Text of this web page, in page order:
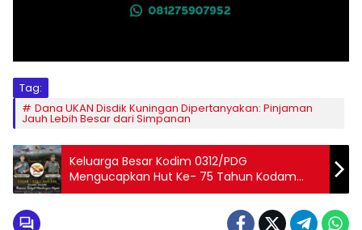
Tag:
Dana UKAN Disdik Kuningan Dipertanyakan: Pinjaman
Jauh Lebih Besar dari Simpanan
Keluarga Besar Kodim 0312/PDG
Mengucapkan Hut Ke- 75 Tahun Kodam
1/BB.